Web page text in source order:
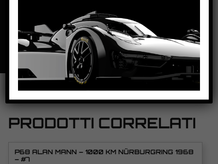
SCHEDA TECNICA
PRODOTTI CORRELATI
P68 ALAN MANN – 1000 KM NÜRBURGRING 1968
– #7